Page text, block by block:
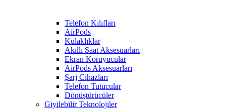
Telefon Kılıfları
AirPods
Kulaklıklar
Akıllı Saat Aksesuarları
Ekran Koruyucular
AirPods Aksesuarları
Şarj Cihazları
Telefon Tutucular
Dönüştürücüler
Giyilebilir Teknolojiler